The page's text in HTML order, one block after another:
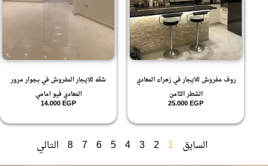
روف مفروش للايجار في زهراء المعادي
الشطر الثامن
25.000EGP
شقه للايجار المفروش في بجوار مرور
المعادي فيو امامي
14.000EGP
السابق التالي